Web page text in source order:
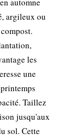
argileux ou
les
une
Taillez
jusqu'aux
sol. Cette